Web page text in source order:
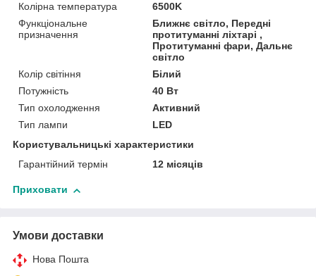
Колірна температура
6500K
Функціональне
призначення
Ближнє світло, Передні
протитуманні ліхтарі ,
Протитуманні фари, Дальнє
світло
Колір світіння
Білий
Потужність
40 Вт
Тип охолодження
Активний
Тип лампи
LED
Користувальницькі характеристики
Гарантійний термін
12 місяців
Приховати
Умови доставки
Нова Пошта